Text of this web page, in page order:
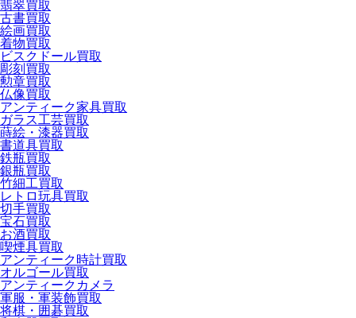
翡翠買取
古書買取
絵画買取
着物買取
ビスクドール買取
彫刻買取
勲章買取
仏像買取
アンティーク家具買取
ガラス工芸買取
蒔絵・漆器買取
書道具買取
鉄瓶買取
銀瓶買取
竹細工買取
レトロ玩具買取
切手買取
宝石買取
お酒買取
喫煙具買取
アンティーク時計買取
オルゴール買取
アンティークカメラ
軍服・軍装飾買取
将棋・囲碁買取